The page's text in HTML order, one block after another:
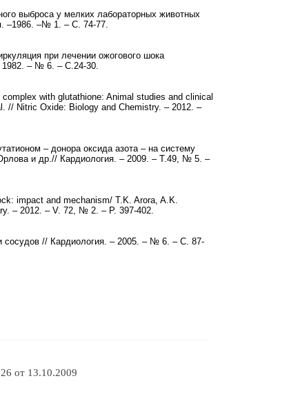
выброса у мелких лабораторных животных
–1986. –№ 1. – С. 74-77.
при лечении ожогового шока
1982. – № 6. – С.24-30.
with glutathione: Animal studies and clinical
// Nitric Oxide: Biology and Chemistry. – 2012. –
– донора оксида азота – на систему
и др.// Кардиология. – 2009. – Т.49, № 5. –
impact and mechanism/ T.K. Arora, A.K.
– 2012. – V. 72, № 2. – P. 397-402.
сосудов // Кардиология. – 2005. – № 6. – С. 87-
от 13.10.2009